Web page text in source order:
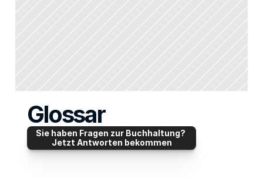
Glossar
Sie haben Fragen zur Buchhaltung?
Jetzt Antworten bekommen